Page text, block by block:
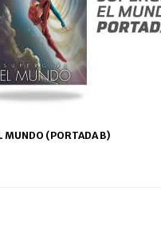
MUNDO (PORTADA B)